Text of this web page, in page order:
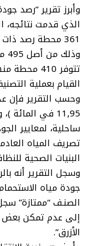
وأبرز تقرير “رصد
361 محطة رصد
تتوفر 410
القيام بعملية
ساحلية، لمعايير
تصريف المياه
البنيات الصحية
وسجل التقرير أنه
إلى عدم تمكن بعض
الأزرق”.